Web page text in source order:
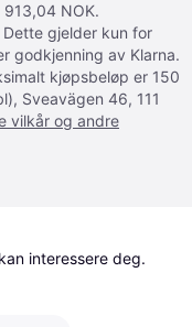
NOK.
gjelder kun for
godkjenning av Klarna.
kjøpsbeløp er 150
Sveavägen 46, 111
vilkår og andre